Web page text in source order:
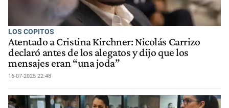
LOS COPITOS
Atentado a Cristina Kirchner: Nicolás Carrizo
declaró antes de los alegatos y dijo que los
mensajes eran “una joda”
16-07-2025 22:48